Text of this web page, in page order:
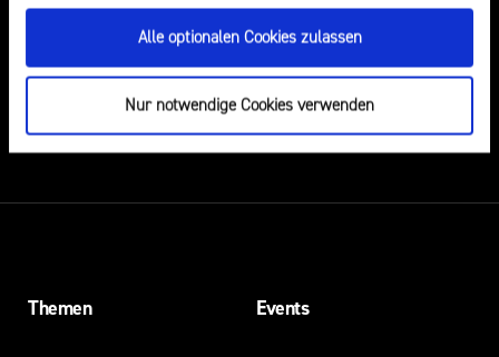
Alle optionalen Cookies zulassen
Nur notwendige Cookies verwenden
DU VERMUTEST EINEN RECHTSVERSTOSS?
HIER KANNST DU IHN MELDEN
Themen Events